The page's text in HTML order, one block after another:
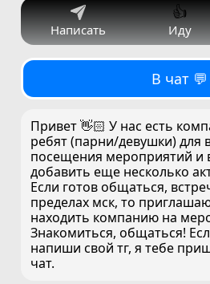
Написать
👍
Иду
В чат 💬
Привет 👋🏻 У нас есть
ребят (парни/девушки) для
посещения мероприятий и
добавить еще несколько
Если готов общаться,
пределах мск, то
находить компанию на
Знакомиться, общаться!
напиши свой тг, я тебе
чат.